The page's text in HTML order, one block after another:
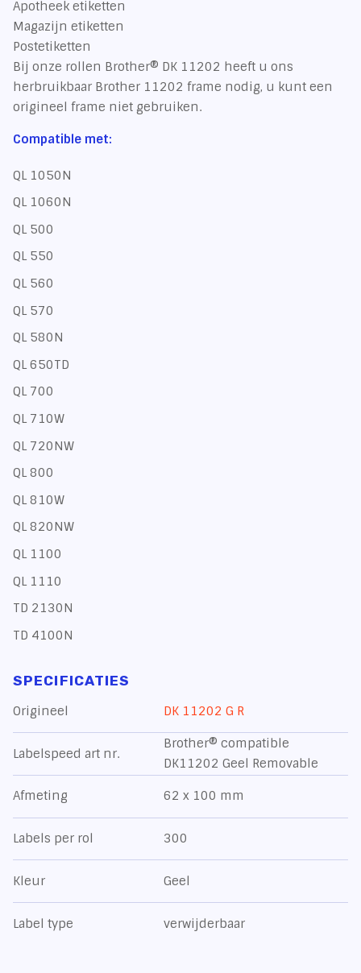
Apotheek etiketten
Magazijn etiketten
Postetiketten
Bij onze rollen Brother® DK 11202 heeft u ons
herbruikbaar Brother 11202 frame nodig, u kunt een
origineel frame niet gebruiken.
Compatible met:
QL 1050N
QL 1060N
QL 500
QL 550
QL 560
QL 570
QL 580N
QL 650TD
QL 700
QL 710W
QL 720NW
QL 800
QL 810W
QL 820NW
QL 1100
QL 1110
TD 2130N
TD 4100N
SPECIFICATIES
Origineel
DK 11202 G R
Labelspeed art nr.
Brother® compatible
DK11202 Geel Removable
Afmeting 62 x 100 mm
Labels per rol 300
Kleur Geel
Label type verwijderbaar